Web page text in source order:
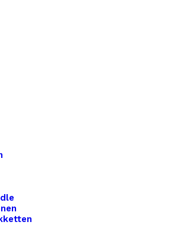
Catona
411
100% gemerceriseerde katoenen
om mee te haken, te breien, voor
tassen en amigurumi haken.
– 3,5.